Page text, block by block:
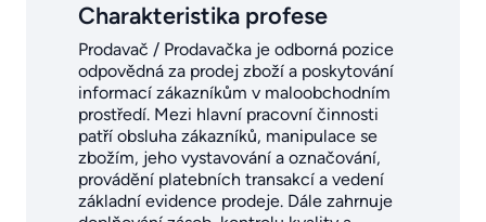
Charakteristika profese
Prodavač / Prodavačka je odborná pozice
odpovědná za prodej zboží a poskytování
informací zákazníkům v maloobchodním
prostředí. Mezi hlavní pracovní činnosti
patří obsluha zákazníků, manipulace se
zbožím, jeho vystavování a označování,
provádění platebních transakcí a vedení
základní evidence prodeje. Dále zahrnuje